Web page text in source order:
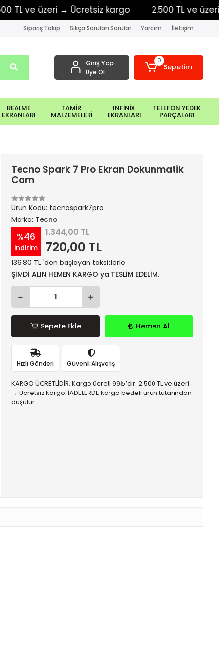
ve üzeri → Ücretsiz kargo 2.500 TL ve üzeri →
Sipariş Takip Sıkça Sorulan Sorular Yardım İletişim
Giriş Yap
Üye Ol
0
Sepetim
REALME
EKRANLARI
TAMİR
MALZEMELERİ
INFİNİX
EKRANLARI
TELEFON YEDEK
PARÇALARI
Tecno Spark 7 Pro Ekran Dokunmatik
Cam
Ürün Kodu: tecnospark7pro
Marka: Tecno
%46
indirim
1.344,00 TL
720,00 TL
136,80 TL 'den başlayan taksitlerle
ŞİMDİ ALIN HEMEN KARGO ya TESLİM EDELİM.
Sepete Ekle Hemen Al
Hızlı Gönderi Güvenli Alışveriş
KARGO ÜCRETLİDİR. Kargo ücreti 99₺’dir. 2.500 TL ve üzeri
→ Ücretsiz kargo. İADELERDE kargo bedeli ürün tutarından
düşülür.